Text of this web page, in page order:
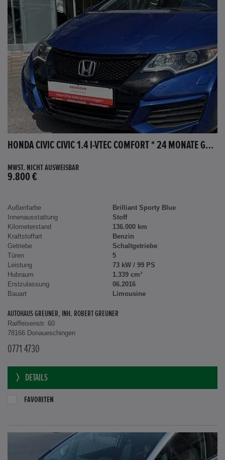
HONDA CIVIC CIVIC 1.4 I-VTEC COMFORT * 24 MONATE GARANTIE *
MWST. NICHT AUSWEISBAR
9.800 €
Außenfarbe
Brilliant Sporty Blue
Innenausstattung
Stoff
Kilometerstand
136.000 km
Kraftstoffart
Benzin
Getriebe
Schaltgetriebe
Türen
5
Leistung
73 kW / 99 PS
Hubraum
1.339 cm³
Erstzulassung
06.2016
Bauart
Limousine
AUTOHAUS GREUNER, INH. ROBERT GREUNER
Raiffeisenstr. 60
78166 Donaueschingen
0771 4730
DETAILS
FAVORITEN